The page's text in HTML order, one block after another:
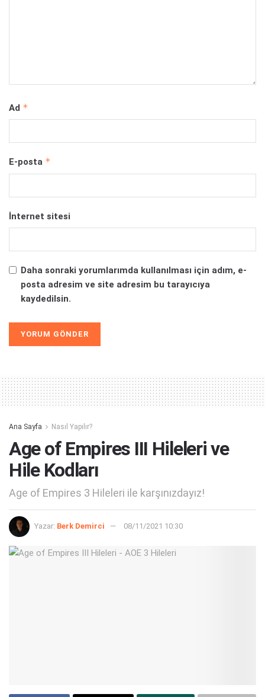
Ad *
E-posta *
İnternet sitesi
Daha sonraki yorumlarımda kullanılması için adım, e-
posta adresim ve site adresim bu tarayıcıya
kaydedilsin.
Ana Sayfa Nasıl Yapılır?
Age of Empires III Hileleri ve
Hile Kodları
Age of Empires 3 Hileleri ile karşınızdayız!
Yazar: Berk Demirci 08/11/2021 10:30